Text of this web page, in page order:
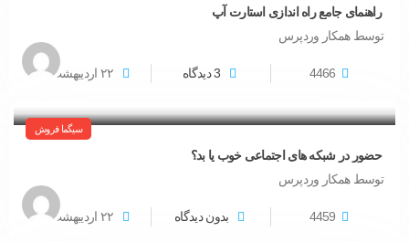
راهنمای جامع راه اندازی استارت آپ
توسط همکار وردپرس
4466 3 دیدگاه ۲۲ اردیبهشت
سیگما فروش
حضور در شبکه های اجتماعی خوب یا بد؟
توسط همکار وردپرس
4459 بدون دیدگاه ۲۲ اردیبهشت